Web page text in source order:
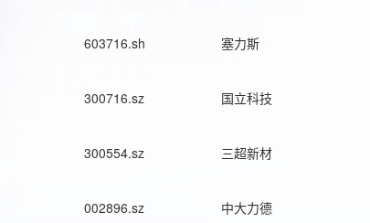
603716.sh 塞力斯
300716.sz 国立科技
300554.sz 三超新材
002896.sz 中大力德